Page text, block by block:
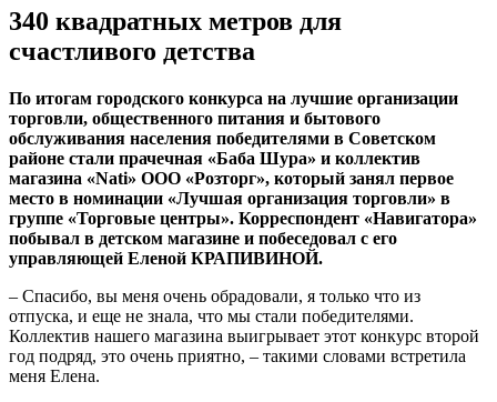
340 квадратных метров для
счастливого детства
По итогам городского конкурса на лучшие организации
торговли, общественного питания и бытового
обслуживания населения победителями в Советском
районе стали прачечная «Баба Шура» и коллектив
магазина «Nati» ООО «Розторг», который занял первое
место в номинации «Лучшая организация торговли» в
группе «Торговые центры». Корреспондент «Навигатора»
побывал в детском магазине и побеседовал с его
управляющей Еленой КРАПИВИНОЙ.
– Спасибо, вы меня очень обрадовали, я только что из
отпуска, и еще не знала, что мы стали победителями.
Коллектив нашего магазина выигрывает этот конкурс второй
год подряд, это очень приятно, – такими словами встретила
меня Елена.